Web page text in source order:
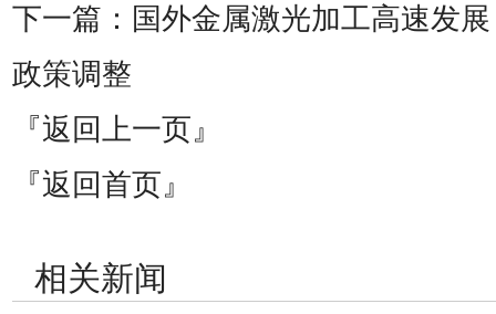
下一篇： 国外金属激光加工高速发
政策调整
『返回上一页』
『返回首页』
相关新闻